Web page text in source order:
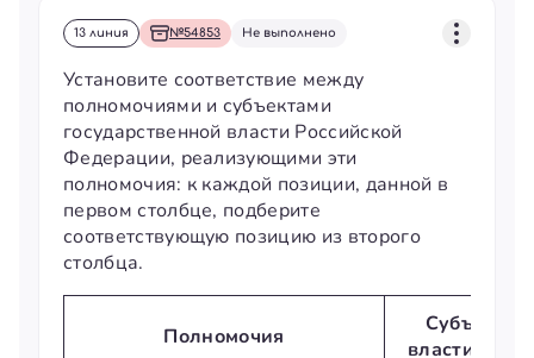
13 линия №54853 Не выполнено
Установите соответствие между
полномочиями и субъектами
государственной власти Российской
Федерации, реализующими эти
полномочия: к каждой позиции, данной в
первом столбце, подберите
соответствующую позицию из второго
столбца.
Полномочия
Субъекты
власти